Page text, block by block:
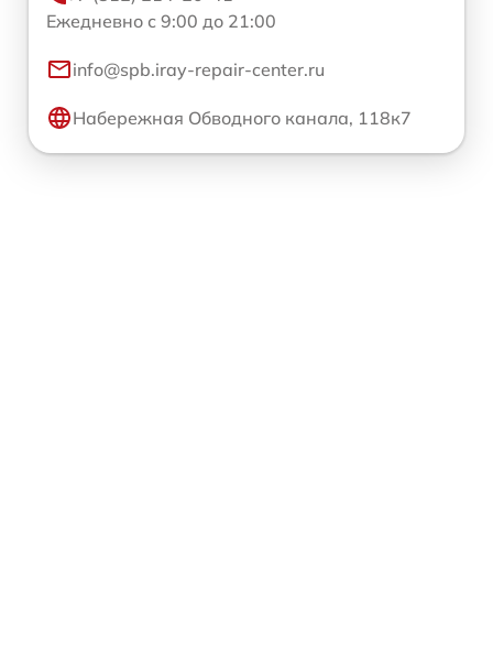
Ежедневно с 9:00 до 21:00
info@spb.iray-repair-center.ru
Набережная Обводного канала, 118к7